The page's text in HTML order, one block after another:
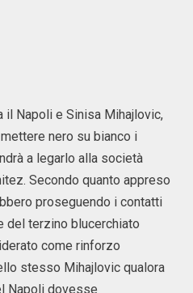
Napoli e Sinisa Mihajlovic,
nero su bianco i
a legarlo alla società
Secondo quanto appreso
proseguendo i contatti
del terzino blucerchiato
come rinforzo
stesso Mihajlovic qualora
Napoli dovesse